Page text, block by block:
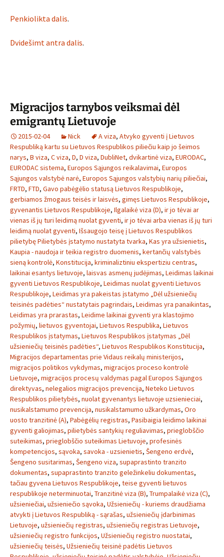
Penkiolikta dalis.
Dvidešimt antra dalis.
Migracijos tarnybos veiksmai dėl
emigrantų Lietuvoje
2015-02-04 Nick A viza, Atvyko gyventi į Lietuvos
Respubliką kartu su Lietuvos Respublikos piliečiu kaip jo šeimos
narys, B viza, C viza, D, D viza, DubliNet, dvikartinė viza, EURODAC,
EURODAC sistema, Europos Sąjungos reikalavimai, Europos
Sąjungos valstybė narė, Europos Sąjungos valstybių narių piliečiai,
FRTD, FTD, Gavo pabėgėlio statusą Lietuvos Respublikoje,
gerbiamos žmogaus teisės ir laisvės, gimęs Lietuvos Respublikoje,
gyvenantis Lietuvos Respublikoje, Ilgalaikė viza (D), ir jo tėvai ar
vienas iš jų turi leidimą nuolat gyventi, ir jo tėvai arba vienas iš jų turi
leidimą nuolat gyventi, Išsaugojo teisę į Lietuvos Respublikos
pilietybę Pilietybės įstatymo nustatyta tvarka, Kas yra užsienietis,
Kaupia - naudoja ir teikia registro duomenis, kertančių valstybės
sieną kontrolė, Konstitucija, kriminaliztiniu ekspertiziu centras,
laikinai esantys lietuvoje, laisvas asmenų judėjimas, Leidimas laikinai
gyventi Lietuvos Respublikoje, Leidimas nuolat gyventi Lietuvos
Respublikoje, Leidimas yra pakeistas įstatymo „Dėl užsieniečių
teisinės padėties“ nustatytais pagrindais, Leidimas yra panaikintas,
Leidimas yra prarastas, Leidime laikinai gyventi yra klastojimo
požymių, lietuvos gyventojai, Lietuvos Respublika, Lietuvos
Respublikos įstatymas, Lietuvos Respublikos įstatymas „Dėl
užsieniečių teisinės padėties“, Lietuvos Respublikos Konstitucija,
Migracijos departamentas prie Vidaus reikalų ministerijos,
migracijos politikos vykdymas, migracijos proceso kontrolė
Lietuvoje, migracijos procesų valdymas pagal Europos Sąjungos
direktyvas, nelegalios migracijos prevencija, Neteko Lietuvos
Respublikos pilietybės, nuolat gyvenantys lietuvoje uzsienieciai,
nusikalstamumo prevencija, nusikalstamumo užkardymas, Oro
uosto tranzitinė (A), Pabėgėlių registras, Pasibaigia leidimo laikinai
gyventi galiojimas, pilietybės santykių reguliavimas, prieglobščio
suteikimas, prieglobščio suteikimas Lietuvoje, profesinės
kompetencijos, sąvoka, savoka - uzsienietis, Šengeno erdvė,
Šengeno susitarimas, Šengeno viza, supaprastinto tranzito
dokumentas, supaprastinto tranzito geležinkeliu dokumentas,
tačiau gyvena Lietuvos Respublikoje, teise gyventi lietuvos
respublikoje neterminuotai, Tranzitinė viza (B), Trumpalaikė viza (C),
užsieniečiai, užsieniečio sąvoka, Užsieniečių - kuriems draudžiama
atvykti į Lietuvos Respubliką - sąrašas, užsieniečių įdarbinimas
Lietuvoje, užsieniečių registras, užsieniečių registras Lietuvoje,
užsieniečių registro funkcijos, Užsieniečių registro nuostatai,
užsieniečių teisės, Užsieniečių teisinė padėtis Lietuvos